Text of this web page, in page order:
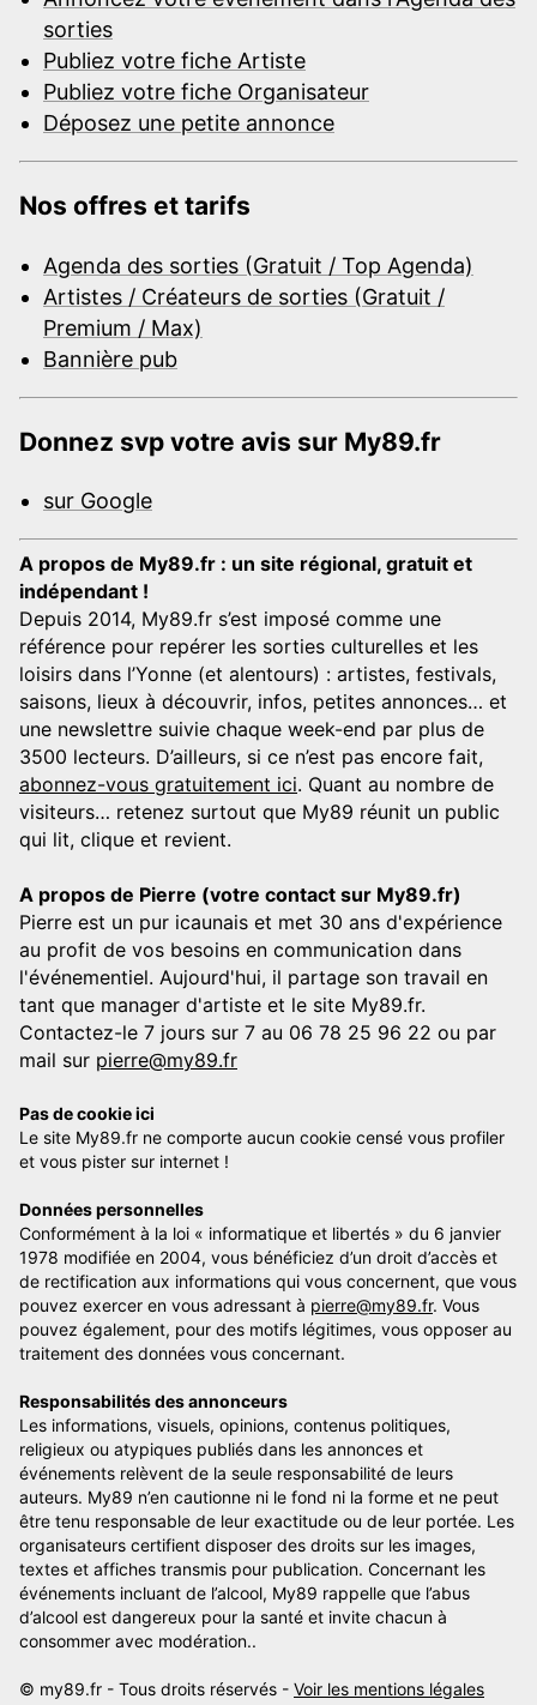
sorties
Publiez votre fiche Artiste
Publiez votre fiche Organisateur
Déposez une petite annonce
Nos offres et tarifs
Agenda des sorties (Gratuit / Top Agenda)
Artistes / Créateurs de sorties (Gratuit /
Premium / Max)
Bannière pub
Donnez svp votre avis sur My89.fr
sur Google
A propos de My89.fr : un site régional, gratuit et
indépendant !
Depuis 2014, My89.fr s’est imposé comme une
référence pour repérer les sorties culturelles et les
loisirs dans l’Yonne (et alentours) : artistes, festivals,
saisons, lieux à découvrir, infos, petites annonces… et
une newslettre suivie chaque week-end par plus de
3500 lecteurs. D’ailleurs, si ce n’est pas encore fait,
abonnez-vous gratuitement ici. Quant au nombre de
visiteurs… retenez surtout que My89 réunit un public
qui lit, clique et revient.
A propos de Pierre (votre contact sur My89.fr)
Pierre est un pur icaunais et met 30 ans d'expérience
au profit de vos besoins en communication dans
l'événementiel. Aujourd'hui, il partage son travail en
tant que manager d'artiste et le site My89.fr.
Contactez-le 7 jours sur 7 au 06 78 25 96 22 ou par
mail sur pierre@my89.fr
Pas de cookie ici
Le site My89.fr ne comporte aucun cookie censé vous profiler
et vous pister sur internet !
Données personnelles
Conformément à la loi « informatique et libertés » du 6 janvier
1978 modifiée en 2004, vous bénéficiez d’un droit d’accès et
de rectification aux informations qui vous concernent, que vous
pouvez exercer en vous adressant à pierre@my89.fr. Vous
pouvez également, pour des motifs légitimes, vous opposer au
traitement des données vous concernant.
Responsabilités des annonceurs
Les informations, visuels, opinions, contenus politiques,
religieux ou atypiques publiés dans les annonces et
événements relèvent de la seule responsabilité de leurs
auteurs. My89 n’en cautionne ni le fond ni la forme et ne peut
être tenu responsable de leur exactitude ou de leur portée. Les
organisateurs certifient disposer des droits sur les images,
textes et affiches transmis pour publication. Concernant les
événements incluant de l’alcool, My89 rappelle que l’abus
d’alcool est dangereux pour la santé et invite chacun à
consommer avec modération..
© my89.fr - Tous droits réservés - Voir les mentions légales